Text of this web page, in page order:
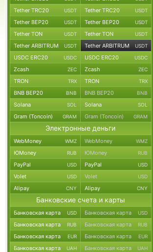
Tether TRC20 USDT Tether TRC20 USDT
Tether BEP20 USDT Tether BEP20 USDT
Tether TON USDT Tether TON USDT
Tether ARBITRUM USDT Tether ARBITRUM USDT
USDC ERC20 USDC USDC ERC20 USDC
Zcash ZEC Zcash ZEC
TRON TRX TRON TRX
BNB BEP20 BNB BNB BEP20 BNB
Solana SOL Solana SOL
Gram (Toncoin) GRAM Gram (Toncoin) GRAM
Электронные деньги
WebMoney WMZ WebMoney WMZ
ЮMoney RUB ЮMoney RUB
PayPal USD PayPal USD
Volet USD Volet USD
Alipay CNY Alipay CNY
Банковские счета и карты
Банковская карта USD Банковская карта USD
Банковская карта RUB Банковская карта RUB
Банковская карта EUR Банковская карта EUR
Банковская карта UAH Банковская карта UAH